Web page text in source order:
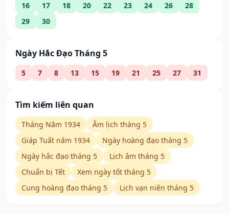
16
17 18 20 22 23 24 26
28
29
30
Ngày Hắc Đạo Tháng 5
5 7 8 13 15 19 21 25 27 31
Tìm kiếm liên quan
Tháng Năm 1934
Âm lịch tháng 5
Giáp Tuất năm 1934
Ngày hoàng đạo tháng 5
Ngày hắc đạo tháng 5
Lịch âm tháng 5
Chuẩn bị Tết
Xem ngày tốt tháng 5
Cung hoàng đạo tháng 5
Lịch vạn niên tháng 5